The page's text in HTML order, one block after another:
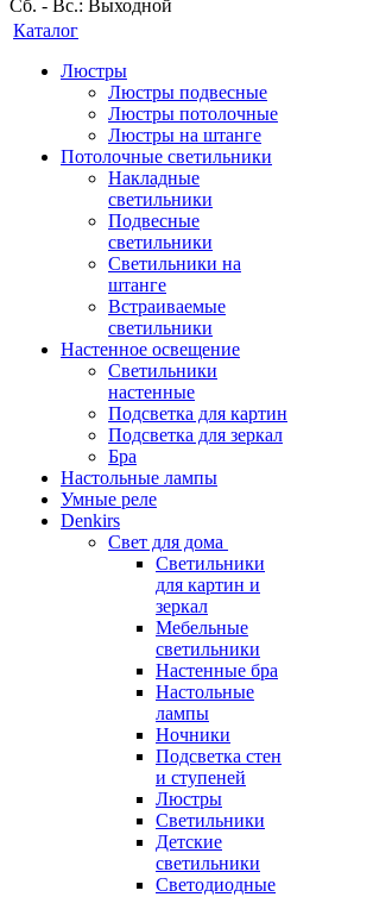
Сб. - Вс.: Выходной
Каталог
Люстры
Люстры подвесные
Люстры потолочные
Люстры на штанге
Потолочные светильники
Накладные
светильники
Подвесные
светильники
Светильники на
штанге
Встраиваемые
светильники
Настенное освещение
Светильники
настенные
Подсветка для картин
Подсветка для зеркал
Бра
Настольные лампы
Умные реле
Denkirs
Свет для дома
Светильники
для картин и
зеркал
Мебельные
светильники
Настенные бра
Настольные
лампы
Ночники
Подсветка стен
и ступеней
Люстры
Светильники
Детские
светильники
Светодиодные